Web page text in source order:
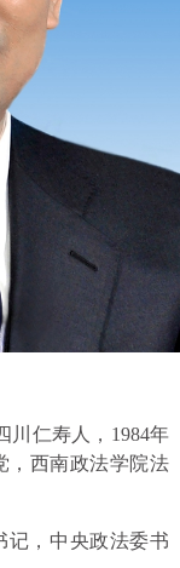
川仁寿人，1984年
，西南政法学院法
记，中央政法委书